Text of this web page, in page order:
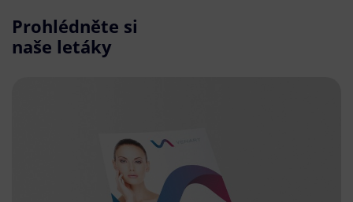
Prohlédněte si
naše letáky